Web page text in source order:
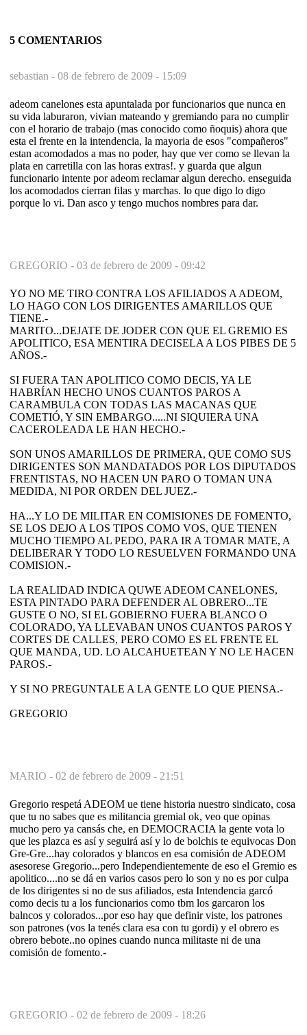
5 COMENTARIOS
sebastian - 08 de febrero de 2009 - 15:09
adeom canelones esta apuntalada por funcionarios que nunca en
su vida laburaron, vivian mateando y gremiando para no cumplir
con el horario de trabajo (mas conocido como ñoquis) ahora que
esta el frente en la intendencia, la mayoria de esos "compañeros"
estan acomodados a mas no poder, hay que ver como se llevan la
plata en carretilla con las horas extras!. y guarda que algun
funcionario intente por adeom reclamar algun derecho. enseguida
los acomodados cierran filas y marchas. lo que digo lo digo
porque lo vi. Dan asco y tengo muchos nombres para dar.
GREGORIO - 03 de febrero de 2009 - 09:42
YO NO ME TIRO CONTRA LOS AFILIADOS A ADEOM,
LO HAGO CON LOS DIRIGENTES AMARILLOS QUE
TIENE.-
MARITO...DEJATE DE JODER CON QUE EL GREMIO ES
APOLITICO, ESA MENTIRA DECISELA A LOS PIBES DE 5
AÑOS.-
SI FUERA TAN APOLITICO COMO DECIS, YA LE
HABRÍAN HECHO UNOS CUANTOS PAROS A
CARAMBULA CON TODAS LAS MACANAS QUE
COMETIÓ, Y SIN EMBARGO.....NI SIQUIERA UNA
CACEROLEADA LE HAN HECHO.-
SON UNOS AMARILLOS DE PRIMERA, QUE COMO SUS
DIRIGENTES SON MANDATADOS POR LOS DIPUTADOS
FRENTISTAS, NO HACEN UN PARO O TOMAN UNA
MEDIDA, NI POR ORDEN DEL JUEZ.-
HA...Y LO DE MILITAR EN COMISIONES DE FOMENTO,
SE LOS DEJO A LOS TIPOS COMO VOS, QUE TIENEN
MUCHO TIEMPO AL PEDO, PARA IR A TOMAR MATE, A
DELIBERAR Y TODO LO RESUELVEN FORMANDO UNA
COMISION.-
LA REALIDAD INDICA QUWE ADEOM CANELONES,
ESTA PINTADO PARA DEFENDER AL OBRERO...TE
GUSTE O NO, SI EL GOBIERNO FUERA BLANCO O
COLORADO, YA LLEVABAN UNOS CUANTOS PAROS Y
CORTES DE CALLES, PERO COMO ES EL FRENTE EL
QUE MANDA, UD. LO ALCAHUETEAN Y NO LE HACEN
PAROS.-
Y SI NO PREGUNTALE A LA GENTE LO QUE PIENSA.-
GREGORIO
MARIO - 02 de febrero de 2009 - 21:51
Gregorio respetá ADEOM ue tiene historia nuestro sindicato, cosa
que tu no sabes que es militancia gremial ok, veo que opinas
mucho pero ya cansás che, en DEMOCRACIA la gente vota lo
que les plazca es así y seguirá así y lo de bolchis te equivocas Don
Gre-Gre...hay colorados y blancos en esa comisión de ADEOM
asesorese Gregorio...pero Independientemente de eso el Gremio es
apolitico....no se dá en varios casos pero lo son y no es por culpa
de los dirigentes si no de sus afiliados, esta Intendencia garcó
como decis tu a los funcionarios como tbm los garcaron los
balncos y colorados...por eso hay que definir viste, los patrones
son patrones (vos la tenés clara esa con tu gordi) y el obrero es
obrero bebote..no opines cuando nunca militaste ni de una
comisión de fomento.-
GREGORIO - 02 de febrero de 2009 - 18:26